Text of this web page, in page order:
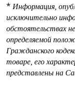
* Информация,
исключительно
обстоятельствах
определяемой
Гражданского
товаре, его
представлены на